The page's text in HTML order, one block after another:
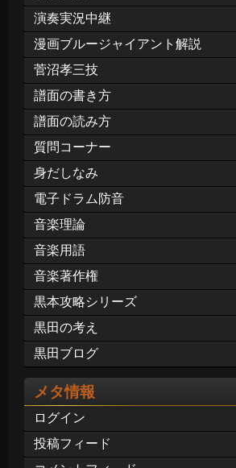
演奏実況中継
漫画ブルージャイアント解説
菅沼孝三技
譜面の書き方
譜面の読み方
質問コーナー
身だしなみ
電子ドラム防音
音楽理論
音楽用語
音楽著作権
黒本攻略シリーズ
黒田の考え
黒田ブログ
メタ情報
ログイン
投稿フィード